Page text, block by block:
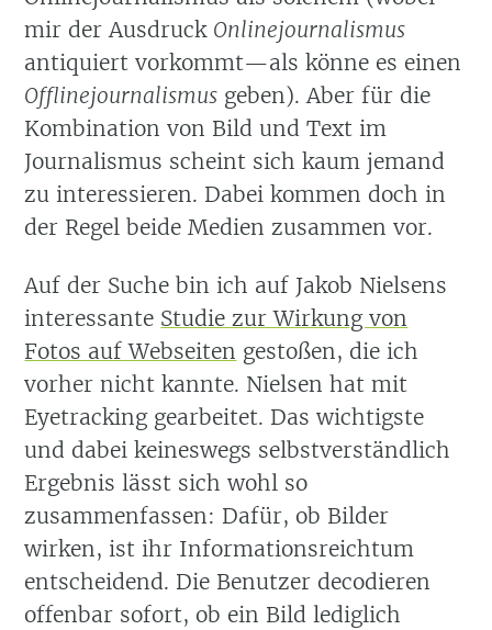
mir der Ausdruck Onlinejournalismus
antiquiert vorkommt—als könne es einen
Offlinejournalismus geben). Aber für die
Kombination von Bild und Text im
Journalismus scheint sich kaum jemand
zu interessieren. Dabei kommen doch in
der Regel beide Medien zusammen vor.
Auf der Suche bin ich auf Jakob Nielsens
interessante Studie zur Wirkung von
Fotos auf Webseiten gestoßen, die ich
vorher nicht kannte. Nielsen hat mit
Eyetracking gearbeitet. Das wichtigste
und dabei keineswegs selbstverständlich
Ergebnis lässt sich wohl so
zusammenfassen: Dafür, ob Bilder
wirken, ist ihr Informationsreichtum
entscheidend. Die Benutzer decodieren
offenbar sofort, ob ein Bild lediglich